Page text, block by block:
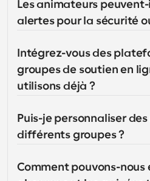
Les animateurs
alertes pour la sécurité
Intégrez-vous des
groupes de soutien en
utilisons déjà ?
Puis-je personnaliser
différents groupes ?
Comment pouvons-nous